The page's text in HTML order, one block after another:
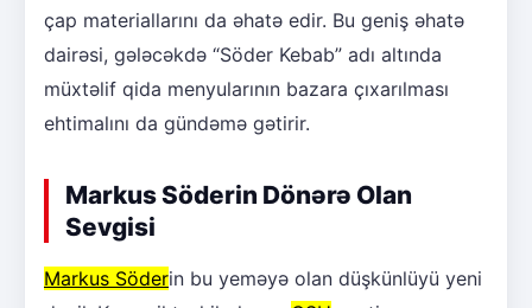
çap materiallarını da əhatə edir. Bu geniş əhatə
dairəsi, gələcəkdə “Söder Kebab” adı altında
müxtəlif qida menyularının bazara çıxarılması
ehtimalını da gündəmə gətirir.
Markus Söderin Dönərə Olan
Sevgisi
Markus Söderin bu yeməyə olan düşkünlüyü yeni